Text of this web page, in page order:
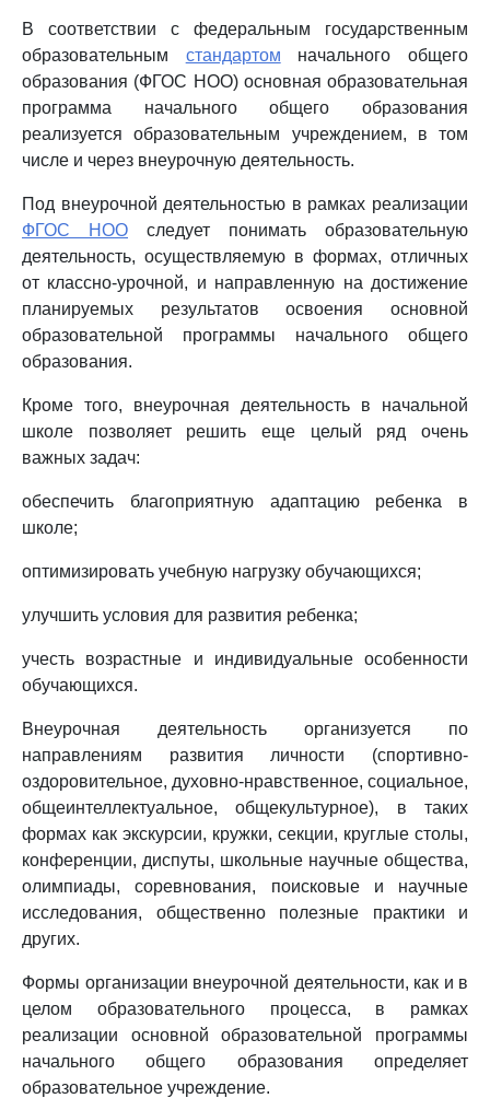
В соответствии с федеральным государственным
образовательным стандартом начального общего
образования (ФГОС НОО) основная образовательная
программа начального общего образования
реализуется образовательным учреждением, в том
числе и через внеурочную деятельность.
Под внеурочной деятельностью в рамках реализации
ФГОС НОО следует понимать образовательную
деятельность, осуществляемую в формах, отличных
от классно-урочной, и направленную на достижение
планируемых результатов освоения основной
образовательной программы начального общего
образования.
Кроме того, внеурочная деятельность в начальной
школе позволяет решить еще целый ряд очень
важных задач:
обеспечить благоприятную адаптацию ребенка в
школе;
оптимизировать учебную нагрузку обучающихся;
улучшить условия для развития ребенка;
учесть возрастные и индивидуальные особенности
обучающихся.
Внеурочная деятельность организуется по
направлениям развития личности (спортивно-
оздоровительное, духовно-нравственное, социальное,
общеинтеллектуальное, общекультурное), в таких
формах как экскурсии, кружки, секции, круглые столы,
конференции, диспуты, школьные научные общества,
олимпиады, соревнования, поисковые и научные
исследования, общественно полезные практики и
других.
Формы организации внеурочной деятельности, как и в
целом образовательного процесса, в рамках
реализации основной образовательной программы
начального общего образования определяет
образовательное учреждение.